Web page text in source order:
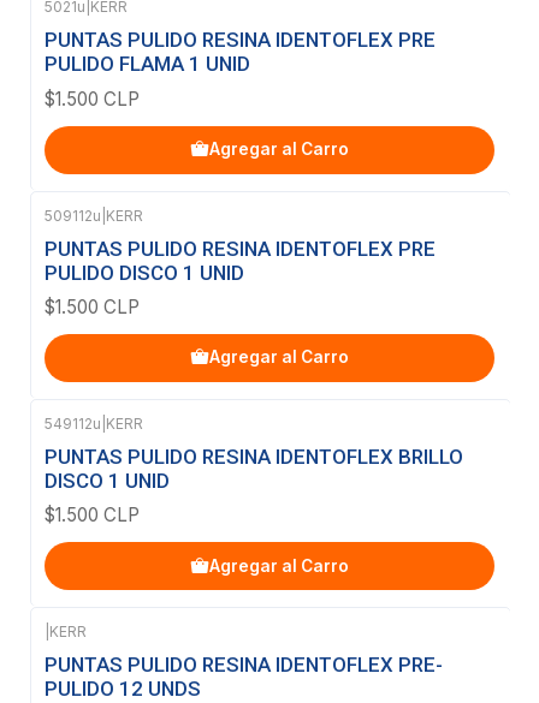
5021u KERR
PUNTAS PULIDO RESINA IDENTOFLEX PRE
PULIDO FLAMA 1 UNID
$1.500 CLP
Agregar al Carro
509112u KERR
PUNTAS PULIDO RESINA IDENTOFLEX PRE
PULIDO DISCO 1 UNID
$1.500 CLP
Agregar al Carro
549112u KERR
PUNTAS PULIDO RESINA IDENTOFLEX BRILLO
DISCO 1 UNID
$1.500 CLP
Agregar al Carro
KERR
PUNTAS PULIDO RESINA IDENTOFLEX PRE-
PULIDO 12 UNDS